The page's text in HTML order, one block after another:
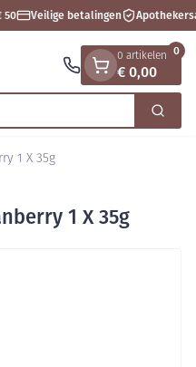
Veilige betalingen
Zoek
0 artikelen
€ 0,00
0
1 X 35g
1 X 35g